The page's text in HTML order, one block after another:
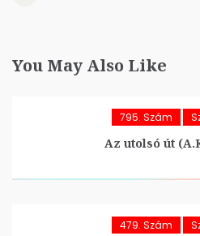
You May Also Like
795. Szám
Az utolsó út
479. Szám